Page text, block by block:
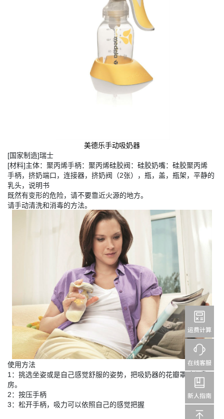
美德乐手动吸奶器
[ 国家制造]瑞士
[材料]主体：聚丙烯手柄：聚丙烯硅胶阀：硅胶奶嘴：硅胶聚丙烯
手柄，挤奶端口，连接器，挤奶阀（2张），瓶，盖，瓶架，平静的
乳头，说明书
既然有变形的危险，请不要靠近火源的地方。
请手动清洗和消毒的方法。
使用方法
1 ：挑选坐姿或是自己感觉舒服的姿势，把吸奶器的花瓣罩贴紧乳
房。
2 ：按压手柄
3 ：松开手柄，吸力可以依照自己的感觉把握